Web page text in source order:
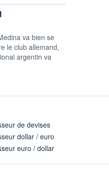
va bien se
le club allemand,
argentin va
de devises
dollar / euro
euro / dollar